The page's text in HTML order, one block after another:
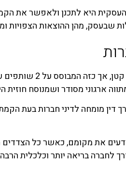
היא לתכנן ולאפשר את
שבעסק, מהן ההוצאות הצפויות
על 2 שותפים עסקיים, הרי שמומלץ לפנות
ארגוני מסודר ושמנוסח חוזית
דין מומחה לדיני חברות בעת
את מקומם, כאשר כל הצדדים
לחברה בריאה יותר וכלכלית הרבה